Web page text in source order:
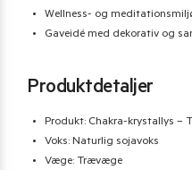
Wellness- og
Gaveidé med dekorativ og
Produktdetaljer
Produkt: Chakra-krystallys –
Voks: Naturlig sojavoks
Væge: Trævæge